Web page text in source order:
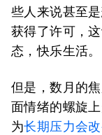
些人来说甚至
获得了许可，
态，快乐生活。
但是，数月的
面情绪的螺旋
为长期压力会